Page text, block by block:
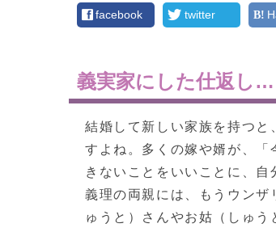
facebook twitter
義実家にした仕返し
結婚して新しい家族を持つ
すよね。多くの嫁や婿が、
きないことをいいことに、
義理の両親には、もうウン
ゅうと）さんやお姑（しゅ